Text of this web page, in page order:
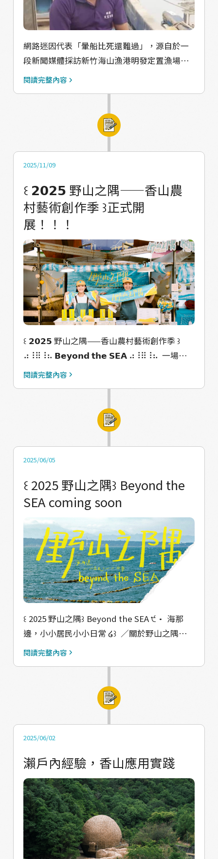
片段來拍攝，一定很有意思！於是將這樣的想
法先存放在心中。而鯊魚實用的環保議題，又
是另外一件事情了，或許也是我們持續探究新
竹食魚文化的一個切入面向。
等，魚苗養育階段還可以用酸間值控制魚隻性
別，養育期間與白蝦混養作為自然的水質檢測
機、清潔夫（更能增添夏季收入），捕撈的時
候也會以弱電電暈魚群，淺緩因魚隻驚慌跳動
而產生的生物激素、內出血狀況，知道市場上
帶著我們實際穿上青蛙裝體驗一日補蝦人，自
己捕撈的鮮蝦再進一步川燙品嚐，脆甜滋味永
網路迷因代表「暈船比死還難過」，源自於一
段新聞媒體採訪新竹海山漁港明發定置漁場的
一段內容，採訪中漁場老闆——鄭明發先生，講
在海上總是不斷在暈船，也時時刻刻拿個相片
思鄉，而表情豐富的片段以及「暈船」被延伸
闆亦於兩年前別結下緣份，今年度請老闆本人
捕魚工作，也認識從創業初期點滴打拼而來的
「明發」，這才更深刻理解到這個海山漁港與
周邊聚落，說是因漁場而存在也不為過，由於
邀請阿美族青年到新竹討海，因而形成的那魯
灣聚落，到近年勞動需求增加自印尼招聘移
工，而興建的移工宿舍與伊斯蘭禱告室，加入
原先便已存在的閩客聚落、信仰中心，交織而
成海山漁港的生活樣態，其中點點滴滴也因更
近一步的田野歷程與出海體驗，有了更深的理
解。
閱讀完整內容
2025/11/09
꒰ 𝟮𝟬𝟮𝟱 野山之隅——香山農
村藝術創作季 ꒱正式開
展！！！
꒰ 𝟮𝟬𝟮𝟱 野山之隅——香山農村藝術創作季 ꒱
⠴⠸⠿⠸⠦ 𝗕𝗲𝘆𝗼𝗻𝗱 𝘁𝗵𝗲 𝗦𝗘𝗔 ⠴⠸⠿⠸⠦ 󠀠 一場由
孢子蒝與新竹沿海社區居民 一起自籌共創的地
間 閱讀海那邊，小小居民的小小日常 󠀠 󠀠
▶︎ ⏭︎ 󠀠 ⏯︎ 展覽日期｜08.22-09.07 ㊃ ㊄ ㊅ ㊐ ⏯︎
快閃小店｜11:00-20:00（波光市集主展間） ⏯︎
共創作品｜11:00-17:00 指導單位｜教育部青年
發展署 策展單位｜孢子蒝設計工作室 參與單位
｜海濱社區、香山社區、海山社區、竹魚水
產、明發定置漁場
閱讀完整內容
2025/06/05
󠀠꒰ 2025 野山之隅꒱󠀠 Beyond the
SEA coming soon
󠀠꒰ 2025 野山之隅꒱󠀠 Beyond the SEA ੯• 海那
邊，小小居民小小日常 ໒꒱ 󠀠 ／關於野山之隅／
野山，一種順應著時節、順應著自然而生的生
成數場導讀與小旅行。新的一年，我們也將攜
手海線的大家，把我們的日常生活轉化成數種
在新竹沿海地帶放逐我們的愛。 󠀠 ꒰ 2025 野山之
隅波光市集快閃店①件 新竹海線社區與藝術家
共創③件 還有③個串連點位 以及②場次前導海
的小旅行 and 先搶先贏③場貴賓導覽遊程 󠀠 ❏
野山之隅波光市集快閃店／／／ ░囊括新竹海
線的旅遊資訊與海產互動空間，在這裏認識你
所不知道的新竹面貌！ 󠀠 ❏ 野山之隅新竹海線社
區與藝術家共創／／／ ░與海濱社區、香山社
閱讀完整內容
2025/06/02
瀨戶內經驗，香山應用實踐